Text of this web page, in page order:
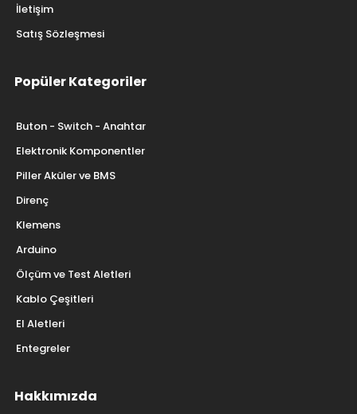
İletişim
Satış Sözleşmesi
Popüler Kategoriler
Buton - Switch - Anahtar
Elektronik Komponentler
Piller Aküler ve BMS
Direnç
Klemens
Arduino
Ölçüm ve Test Aletleri
Kablo Çeşitleri
El Aletleri
Entegreler
Hakkımızda